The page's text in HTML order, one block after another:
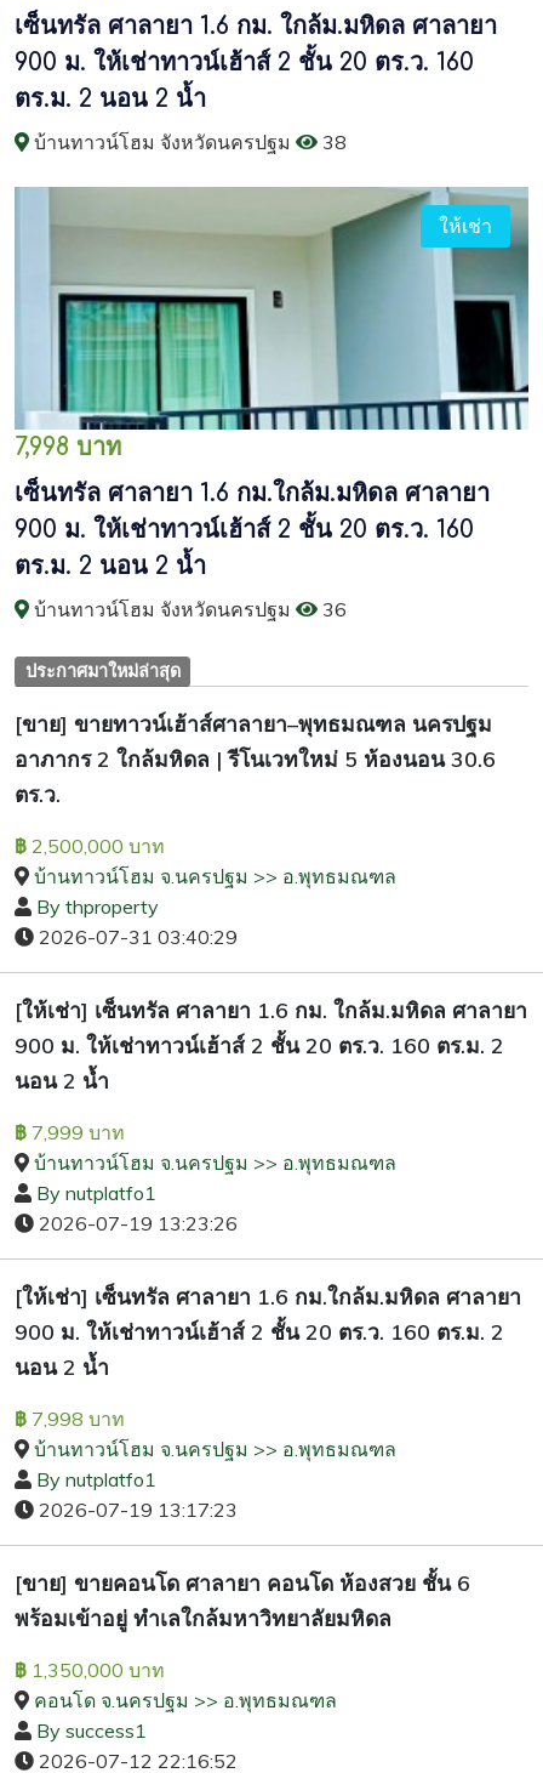
เซ็นทรัล ศาลายา 1.6 กม. ใกล้ม.มหิดล ศาลายา
900 ม. ให้เช่าทาวน์เฮ้าส์ 2 ชั้น 20 ตร.ว. 160
ตร.ม. 2 นอน 2 น้ำ
บ้านทาวน์โฮม จังหวัดนครปฐม 38
ให้เช่า
7,998 บาท
เซ็นทรัล ศาลายา 1.6 กม.ใกล้ม.มหิดล ศาลายา
900 ม. ให้เช่าทาวน์เฮ้าส์ 2 ชั้น 20 ตร.ว. 160
ตร.ม. 2 นอน 2 น้ำ
บ้านทาวน์โฮม จังหวัดนครปฐม 36
ประกาศมาใหม่ล่าสุด
[ขาย] ขายทาวน์เฮ้าส์ศาลายา–พุทธมณฑล นครปฐม
อาภากร 2 ใกล้มหิดล | รีโนเวทใหม่ 5 ห้องนอน 30.6
ตร.ว.
฿ 2,500,000 บาท
บ้านทาวน์โฮม จ.นครปฐม >> อ.พุทธมณฑล
By thproperty
2026-07-31 03:40:29
[ให้เช่า] เซ็นทรัล ศาลายา 1.6 กม. ใกล้ม.มหิดล ศาลายา
900 ม. ให้เช่าทาวน์เฮ้าส์ 2 ชั้น 20 ตร.ว. 160 ตร.ม. 2
นอน 2 น้ำ
฿ 7,999 บาท
บ้านทาวน์โฮม จ.นครปฐม >> อ.พุทธมณฑล
By nutplatfo1
2026-07-19 13:23:26
[ให้เช่า] เซ็นทรัล ศาลายา 1.6 กม.ใกล้ม.มหิดล ศาลายา
900 ม. ให้เช่าทาวน์เฮ้าส์ 2 ชั้น 20 ตร.ว. 160 ตร.ม. 2
นอน 2 น้ำ
฿ 7,998 บาท
บ้านทาวน์โฮม จ.นครปฐม >> อ.พุทธมณฑล
By nutplatfo1
2026-07-19 13:17:23
[ขาย] ขายคอนโด ศาลายา คอนโด ห้องสวย ชั้น 6
พร้อมเข้าอยู่ ทำเลใกล้มหาวิทยาลัยมหิดล
฿ 1,350,000 บาท
คอนโด จ.นครปฐม >> อ.พุทธมณฑล
By success1
2026-07-12 22:16:52